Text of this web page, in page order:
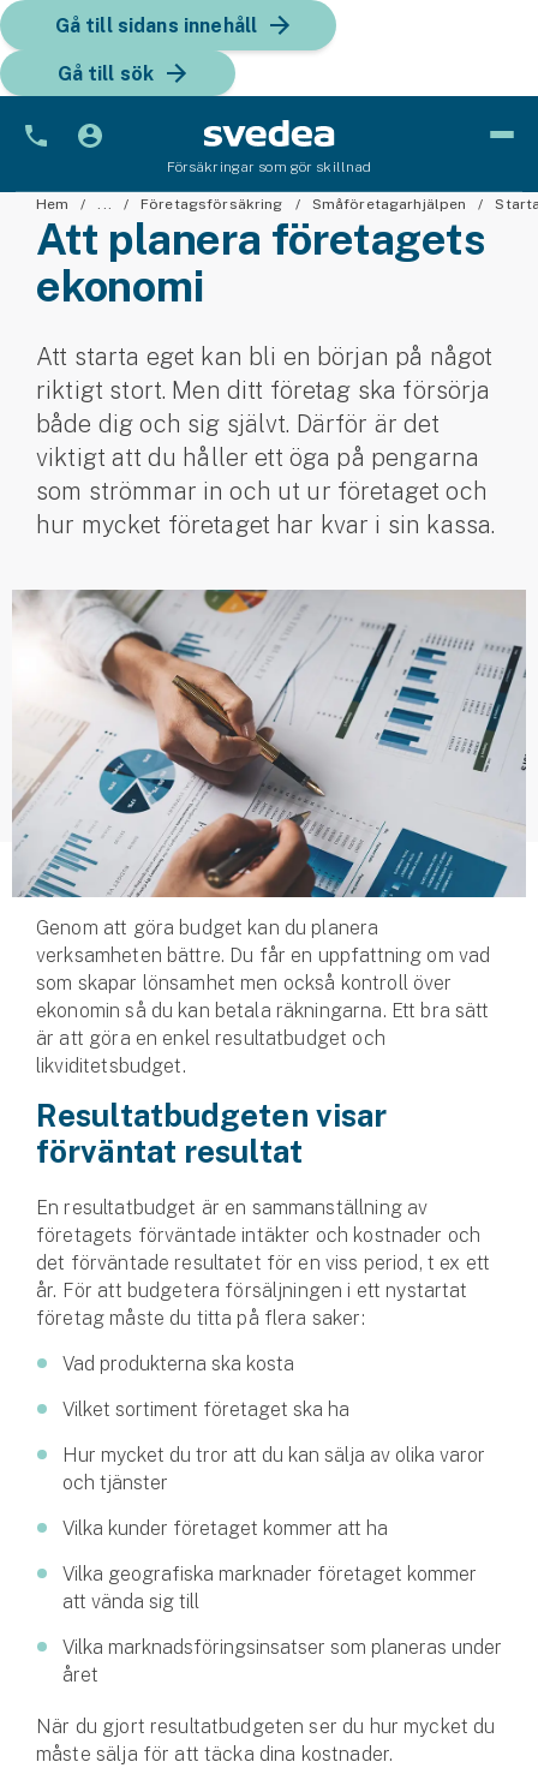
Gå till sidans innehåll
Gå till sök
Försäkringar som gör skillnad
Bil
Bilförsäkring
Fordon
Snöskoterförsäkring
ATV-försäkring
Släpvagnsförsäkring
Husvagnsförsäkring
Motorcykel
Mc-försäkring
Märkesförsäkringar
Båt
Båtförsäkring
Märkesförsäkringar
Vattenskoterförsäkring
Sportfiskarna
Djur
Jakthundsförsäkring
Kattförsäkring
Djurförsäkring
Hem & hus
Hemförsäkring
Villaförsäkring
Bostadsrättsförsäkring
Hyresrättsförsäkring
Fritidshusförsäkring
Företagsförsäkring
Bilförsäkring för företag
Hem ... Företagsförsäkring Småföretagarhjälpen
Att planera företagets
ekonomi
Att starta eget kan bli en början på något
riktigt stort. Men ditt företag ska försörja
både dig och sig självt. Därför är det
viktigt att du håller ett öga på pengarna
som strömmar in och ut ur företaget och
hur mycket företaget har kvar i sin kassa.
Genom att göra budget kan du planera
verksamheten bättre. Du får en uppfattning om vad
som skapar lönsamhet men också kontroll över
ekonomin så du kan betala räkningarna. Ett bra sätt
är att göra en enkel resultatbudget och
likviditetsbudget.
Resultatbudgeten visar
förväntat resultat
En resultatbudget är en sammanställning av
företagets förväntade intäkter och kostnader och
det förväntade resultatet för en viss period, t ex ett
år. För att budgetera försäljningen i ett nystartat
företag måste du titta på flera saker:
Vad produkterna ska kosta
Vilket sortiment företaget ska ha
Hur mycket du tror att du kan sälja av olika varor
och tjänster
Vilka kunder företaget kommer att ha
Vilka geografiska marknader företaget kommer
att vända sig till
Vilka marknadsföringsinsatser som planeras under
året
När du gjort resultatbudgeten ser du hur mycket du
måste sälja för att täcka dina kostnader.